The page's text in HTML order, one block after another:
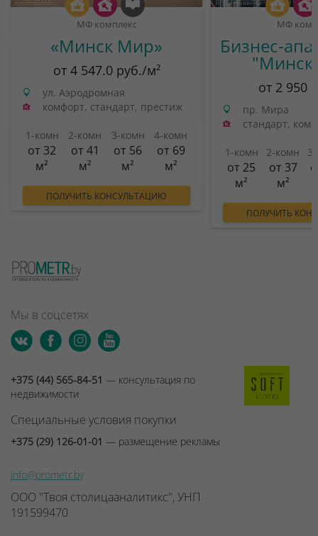
МФ комплекс
«Минск Мир»
от 4 547.0 руб./м²
ул. Аэродромная
комфорт, стандарт, престиж
1-комн
от 32
м²
2-комн
от 41
м²
3-комн
от 56
м²
4-комн
от 69
м²
ПОЛУЧИТЬ КОНСУЛЬТАЦИЮ
МФ
Бизнес-
от 2 950
пр. Мира
стандарт,
1-комн
от 25
м²
2-комн
от 37
м²
ПОЛУЧИТЬ
Мы в соцсетях
+375 (44) 565-84-51 — консультация по
недвижимости
Специальные условия покупки
+375 (29) 126-01-01 — размещение рекламы
info@prometr.by
ООО "Твоя столицааналитикс", УНП
191599470